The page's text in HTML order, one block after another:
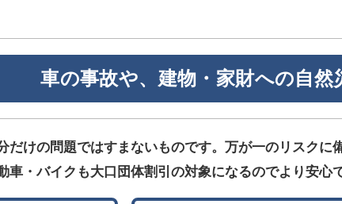
車の事故や、建物・家財への自然
だけの問題ではすまないものです。万が一のリスクに
車・バイクも大口団体割引の対象になるのでより安心で